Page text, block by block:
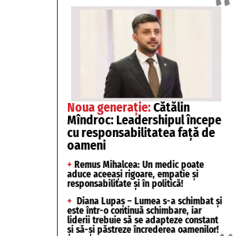
Noua generație:Cătălin
Mîndroc: Leadershipul începe
cu responsabilitatea față de
oameni
+ Remus Mihalcea: Un medic poate
aduce aceeași rigoare, empatie și
responsabilitate și în politică!
+ Diana Lupaș – Lumea s-a schimbat și
este într-o continuă schimbare, iar
liderii trebuie să se adapteze constant
și să-și păstreze încrederea oamenilor!